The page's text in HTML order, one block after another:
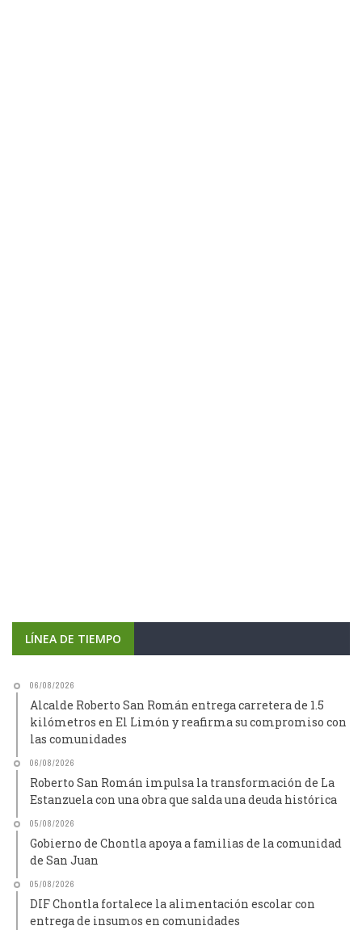
LÍNEA DE TIEMPO
06/08/2026
Alcalde Roberto San Román entrega carretera de 1.5
kilómetros en El Limón y reafirma su compromiso con
las comunidades
06/08/2026
Roberto San Román impulsa la transformación de La
Estanzuela con una obra que salda una deuda histórica
05/08/2026
Gobierno de Chontla apoya a familias de la comunidad
de San Juan
05/08/2026
DIF Chontla fortalece la alimentación escolar con
entrega de insumos en comunidades